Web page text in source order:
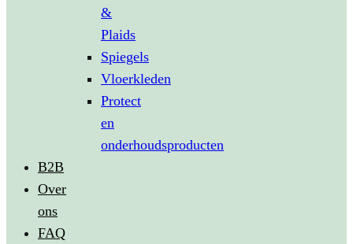
&
Plaids
Spiegels
Vloerkleden
Protect
en
onderhoudsproducten
B2B
Over
ons
FAQ